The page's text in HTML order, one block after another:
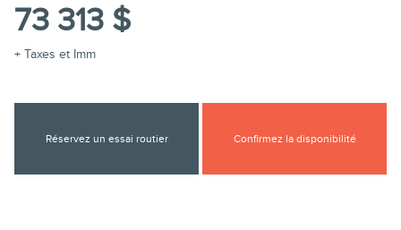
73 313 $
+ Taxes et Imm
Réservez un essai routier Confirmez la disponibilité